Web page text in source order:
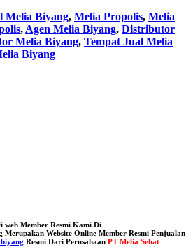
Melia Biyang, Melia Propolis, Melia
, Agen Melia Biyang, Distributor
Melia Biyang, Tempat Jual Melia
Biyang
web Member Resmi Kami Di
Merupakan Website Online Member Resmi Penjualan
Resmi Dari Perusahaan PT Melia Sehat